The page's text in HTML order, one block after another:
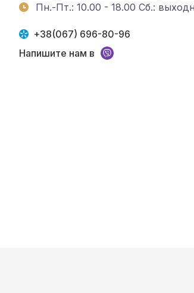
Пн.-Пт.: 10.00 - 18.00 Сб.:
+38(067) 696-80-96
Напишите нам в